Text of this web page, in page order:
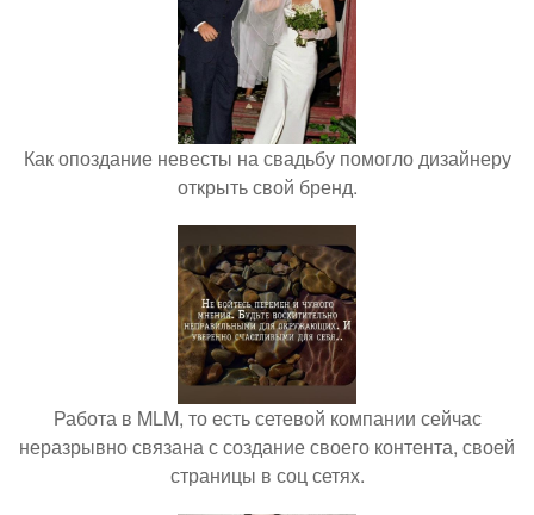
Как опоздание невесты на свадьбу помогло дизайнеру
открыть свой бренд.
Работа в MLM, то есть сетевой компании сейчас
неразрывно связана с создание своего контента, своей
страницы в соц сетях.